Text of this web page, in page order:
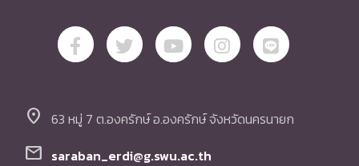
location_on 63 หมู่ 7 ต.องครักษ์ อ.องครักษ์ จังหวัดนครนายก
mail saraban_erdi@g.swu.ac.th